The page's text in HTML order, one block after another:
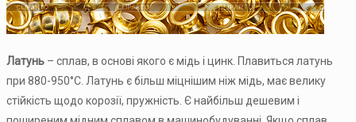
Латунь – сплав, в основі якого є мідь і цинк. Плавиться латунь
при 880-950°C. Латунь є більш міцнішим ніж мідь, має велику
стійкість щодо корозії, пружність. Є найбільш дешевим і